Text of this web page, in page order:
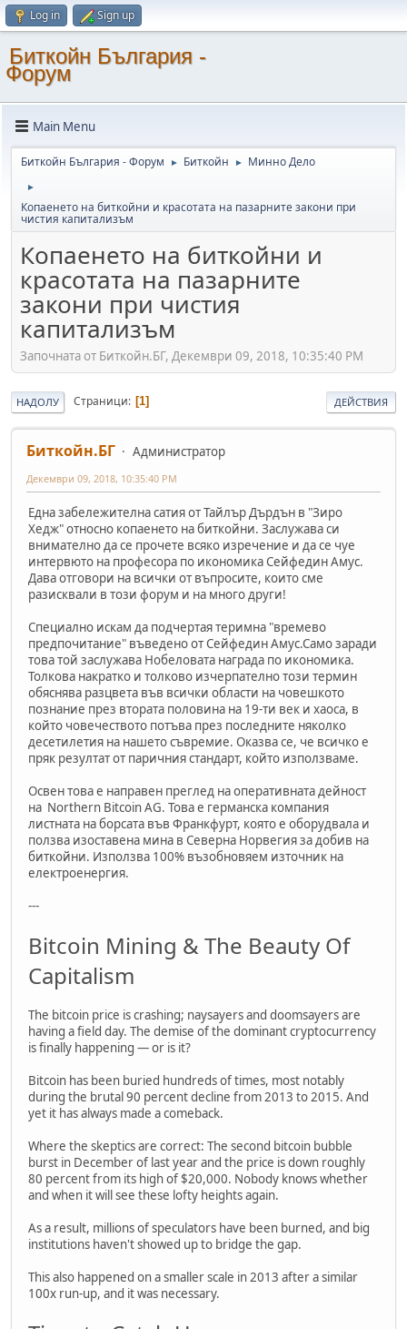
Log in Sign up
Биткойн България -
Форум
Main Menu
Биткойн България - Форум ► Биткойн ► Минно Дело
►
Копаенето на биткойни и красотата на пазарните закони при
чистия капитализъм
Копаенето на биткойни и
красотата на пазарните
закони при чистия
капитализъм
Започната от Биткойн.БГ, Декември 09, 2018, 10:35:40 PM
НАДОЛУ Страници 1 ДЕЙСТВИЯ
Биткойн.БГ Администратор
Декември 09, 2018, 10:35:40 PM
Eдна забележителна сатия от Тайлър Дърдън в "Зиро
Хедж" относно копаенето на биткойни. Заслужава си
внимателно да се прочете всяко изречение и да се чуе
интервюто на професора по икономика Сейфедин Амус.
Дава отговори на всички от въпросите, които сме
разисквали в този форум и на много други!
Специално искам да подчертая теримна "времево
предпочитание" въведено от Сейфедин Амус.Само заради
това той заслужава Нобеловата награда по икономика.
Толкова накратко и толково изчерпателно този термин
обяснява разцвета във всички области на човешкото
познание през втората половина на 19-ти век и хаоса, в
който човечеството потъва през последните няколко
десетилетия на нашето съвремие. Оказва се, че всичко е
пряк резултат от паричния стандарт, който използваме.
Освен това е направен преглед на оперативната дейност
на Northern Bitcoin AG. Това е германска компания
листната на борсата във Франкфурт, която е оборудвала и
ползва изоставена мина в Северна Норвегия за добив на
биткойни. Използва 100% възобновяем източник на
електроенергия.
---
Bitcoin Mining & The Beauty Of
Capitalism
The bitcoin price is crashing; naysayers and doomsayers are
having a field day. The demise of the dominant cryptocurrency
is finally happening — or is it?
Bitcoin has been buried hundreds of times, most notably
during the brutal 90 percent decline from 2013 to 2015. And
yet it has always made a comeback.
Where the skeptics are correct: The second bitcoin bubble
burst in December of last year and the price is down roughly
80 percent from its high of $20,000. Nobody knows whether
and when it will see these lofty heights again.
As a result, millions of speculators have been burned, and big
institutions haven't showed up to bridge the gap.
This also happened on a smaller scale in 2013 after a similar
100x run-up, and it was necessary.